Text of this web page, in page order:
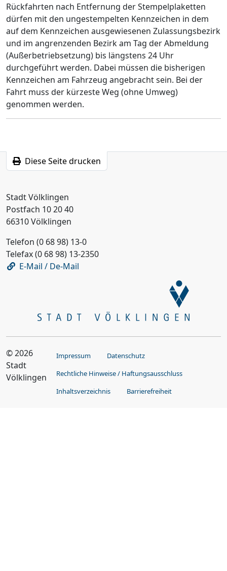
Rückfahrten nach Entfernung der Stempelplaketten
dürfen mit den ungestempelten Kennzeichen in dem
auf dem Kennzeichen ausgewiesenen Zulassungsbezirk
und im angrenzenden Bezirk am Tag der Abmeldung
(Außerbetriebsetzung) bis längstens 24 Uhr
durchgeführt werden. Dabei müssen die bisherigen
Kennzeichen am Fahrzeug angebracht sein. Bei der
Fahrt muss der kürzeste Weg (ohne Umweg)
genommen werden.
Diese Seite drucken
Stadt Völklingen
Postfach 10 20 40
66310 Völklingen
Telefon (0 68 98) 13-0
Telefax (0 68 98) 13-2350
E-Mail / De-Mail
© 2026
Stadt
Völklingen
Impressum
Datenschutz
Rechtliche Hinweise / Haftungsausschluss
Inhaltsverzeichnis
Barrierefreiheit